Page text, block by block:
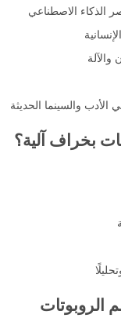
الذكاء الاصطناعي
والآلة
والسينما الحديثة
بخراف آلية؟
الروبوتات